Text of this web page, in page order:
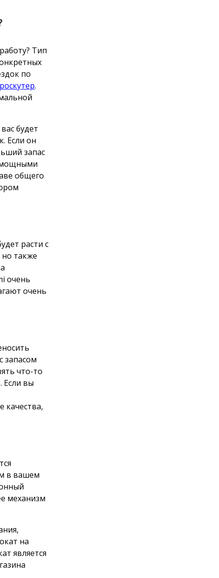
Тип
по
.
будет
Если он
запас
мощными
общего
расти с
также
очень
очень
запасом
что-то
Если вы
качества,
в вашем
механизм
на
является